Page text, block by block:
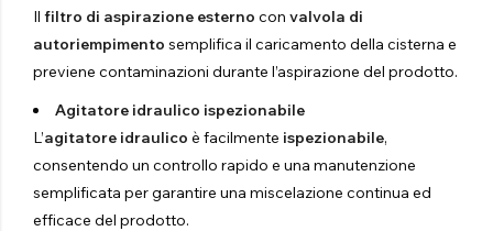
Il filtro di aspirazione esterno con valvola di
autoriempimento semplifica il caricamento della cisterna e
previene contaminazioni durante l’aspirazione del prodotto.
Agitatore idraulico ispezionabile
L’agitatore idraulico è facilmente ispezionabile,
consentendo un controllo rapido e una manutenzione
semplificata per garantire una miscelazione continua ed
efficace del prodotto.